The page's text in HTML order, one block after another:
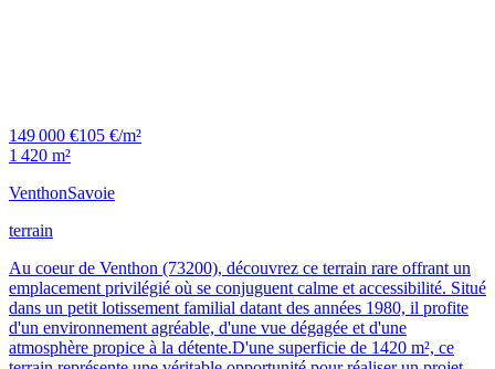
149 000 €105 €/m²
1 420 m²
VenthonSavoie
terrain
Au coeur de Venthon (73200), découvrez ce terrain rare offrant un
emplacement privilégié où se conjuguent calme et accessibilité. Situé
dans un petit lotissement familial datant des années 1980, il profite
d'un environnement agréable, d'une vue dégagée et d'une
atmosphère propice à la détente.D'une superficie de 1420 m², ce